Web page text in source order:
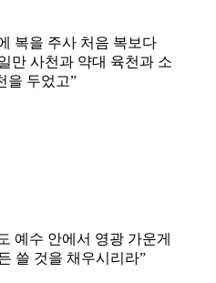
복을 주사 처음 복보다
만 사천과 약대 육천과 소
을 두었고”
예수 안에서 영광 가운게
쓸 것을 채우시리라”